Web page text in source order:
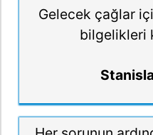
Gelecek çağlar
bilgelikleri